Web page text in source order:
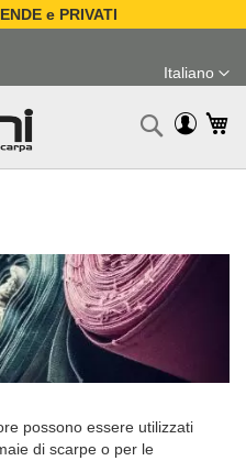
e PRIVATI
Lingua
Italiano
possono essere utilizzati
di scarpe o per le